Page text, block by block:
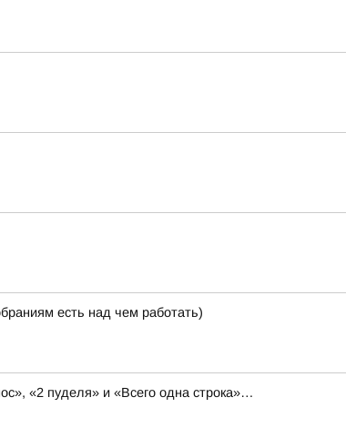
есть над чем работать)
«2 пуделя» и «Всего одна строка»…